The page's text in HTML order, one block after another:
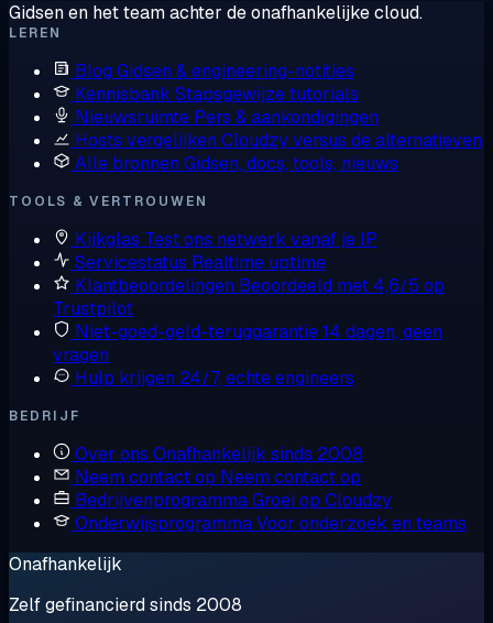
Gidsen en het team achter de onafhankelijke cloud.
LEREN
Blog Gidsen & engineering-notities
Kennisbank Stapsgewijze tutorials
Nieuwsruimte Pers & aankondigingen
Hosts vergelijken Cloudzy versus de alternatieven
Alle bronnen Gidsen, docs, tools, nieuws
TOOLS & VERTROUWEN
Kijkglas Test ons netwerk vanaf je IP
Servicestatus Realtime uptime
Klantbeoordelingen Beoordeeld met 4,6/5 op
Trustpilot
Niet-goed-geld-teruggarantie14 dagen, geen
vragen
Hulp krijgen 24/7, echte engineers
BEDRIJF
Over ons Onafhankelijk sinds 2008
Neem contact op Neem contact op
BedrijvenprogrammaGroei op Cloudzy
OnderwijsprogrammaVoor onderzoek en teams
Onafhankelijk
Zelf gefinancierd sinds 2008